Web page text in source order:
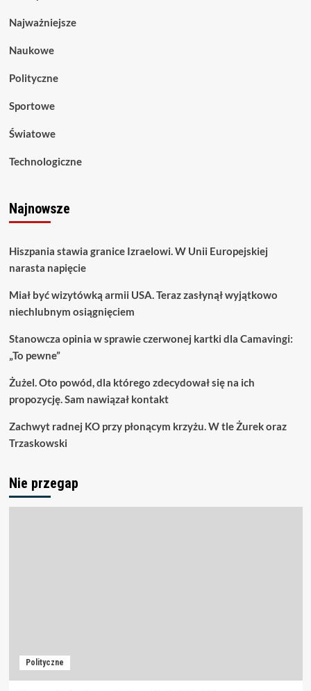
Najważniejsze
Naukowe
Polityczne
Sportowe
Światowe
Technologiczne
Najnowsze
Hiszpania stawia granice Izraelowi. W Unii Europejskiej
narasta napięcie
Miał być wizytówką armii USA. Teraz zasłynął wyjątkowo
niechlubnym osiągnięciem
Stanowcza opinia w sprawie czerwonej kartki dla Camavingi:
„To pewne”
Żużel. Oto powód, dla którego zdecydował się na ich
propozycję. Sam nawiązał kontakt
Zachwyt radnej KO przy płonącym krzyżu. W tle Żurek oraz
Trzaskowski
Nie przegap
Polityczne